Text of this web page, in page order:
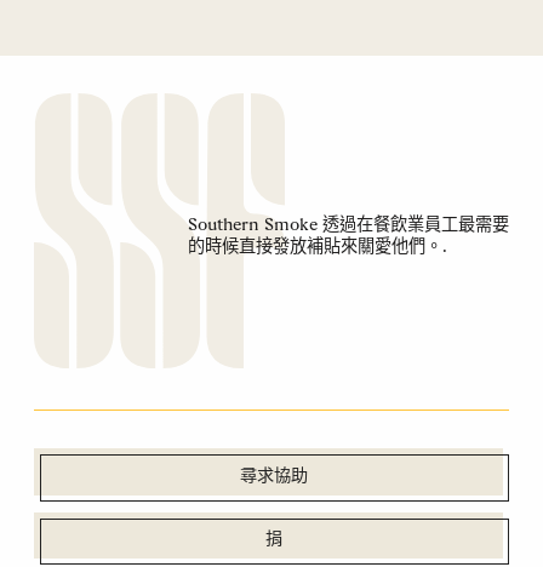
Southern Smoke 透過在餐飲業員工最需要
的時候直接發放補貼來關愛他們。.
尋求協助
捐